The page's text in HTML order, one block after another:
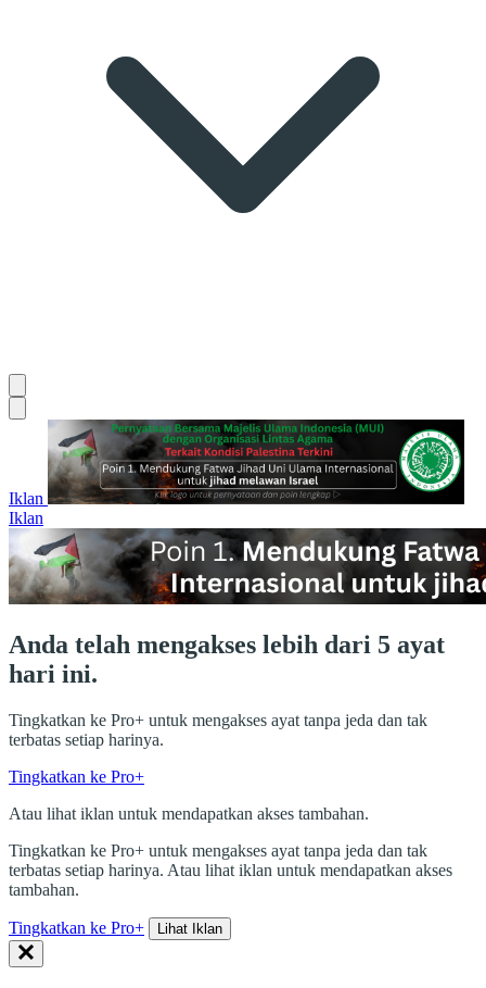
Iklan
Iklan
Anda telah mengakses lebih dari 5 ayat
hari ini.
Tingkatkan ke Pro+ untuk mengakses ayat tanpa jeda dan tak
terbatas setiap harinya.
Tingkatkan ke Pro+
Atau lihat iklan untuk mendapatkan akses tambahan.
Tingkatkan ke Pro+ untuk mengakses ayat tanpa jeda dan tak
terbatas setiap harinya. Atau lihat iklan untuk mendapatkan akses
tambahan.
Tingkatkan ke Pro+ Lihat Iklan